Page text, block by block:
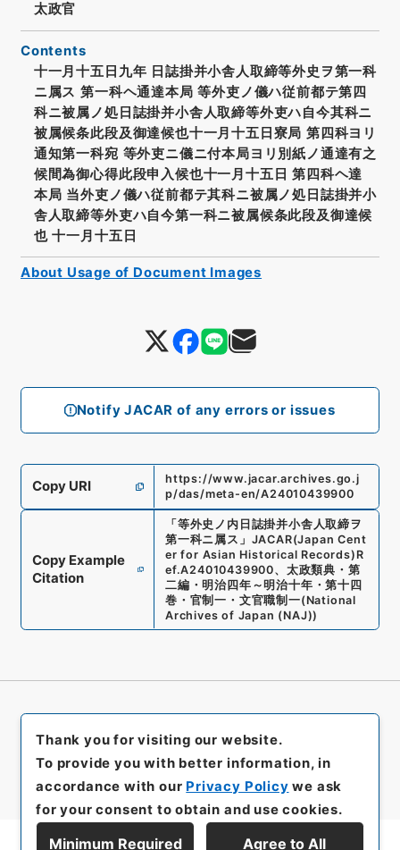
Notify JACAR of any errors or issues
太政官
Contents
十一月十五日九年 日誌掛并小舎人取締等外史ヲ第一科
ニ属ス 第一科ヘ通達本局 等外吏ノ儀ハ従前都テ第四
科ニ被属ノ処日誌掛并小舎人取締等外吏ハ自今其科ニ
被属候条此段及御達候也十一月十五日寮局 第四科ヨリ
通知第一科宛 等外吏ニ儀ニ付本局ヨリ別紙ノ通達有之
候間為御心得此段申入候也十一月十五日 第四科ヘ達
本局 当外吏ノ儀ハ従前都テ其科ニ被属ノ処日誌掛并小
舎人取締等外吏ハ自今第一科ニ被属候条此段及御達候
也 十一月十五日
Copy URI
https://www.jacar.archives.go.j
p/das/meta-en/A24010439900
Copy Example
Citation
「等外史ノ内日誌掛并小舎人取締ヲ
第一科ニ属ス 」 JACAR(Japan Cent
er for Asian Historical Records) R
ef.A24010439900、 太政類典・第
二編・明治四年～明治十年・第十四
巻・官制一・文官職制一(National
Archives of Japan (NAJ))
About Usage of Document Images
Thank you for visiting our website.
To provide you with better information, in
accordance with our Privacy Policy we ask
for your consent to obtain and use cookies.
Minimum Required Agree to All